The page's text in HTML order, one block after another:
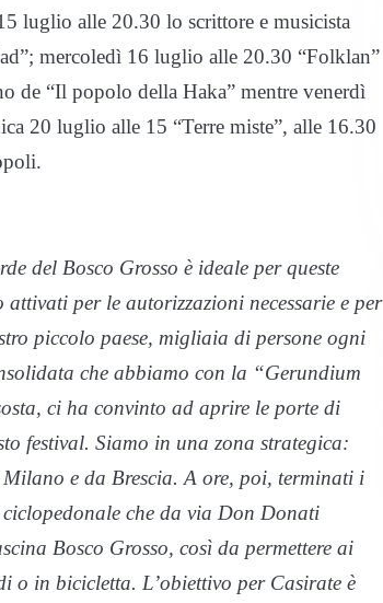
luglio alle 20.30 lo scrittore e musicista
mercoledì 16 luglio alle 20.30 “Folklan”
de “Il popolo della Haka” mentre venerdì
20 luglio alle 15 “Terre miste”, alle 16.30
del Bosco Grosso è ideale per queste
per le autorizzazioni necessarie e per
piccolo paese, migliaia di persone ogni
che abbiamo con la “Gerundium
ci ha convinto ad aprire le porte di
festival. Siamo in una zona strategica:
e da Brescia. A ore, poi, terminati i
che da via Don Donati
Bosco Grosso, così da permettere ai
o in bicicletta. L’obiettivo per Casirate è